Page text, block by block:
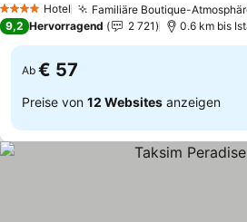
4 Sterne Hotel Familiäre Boutique-
9,2 Hervorragend 2 721 0.6 km bis
Ab € 57
Preise von 12 Websites anzeigen